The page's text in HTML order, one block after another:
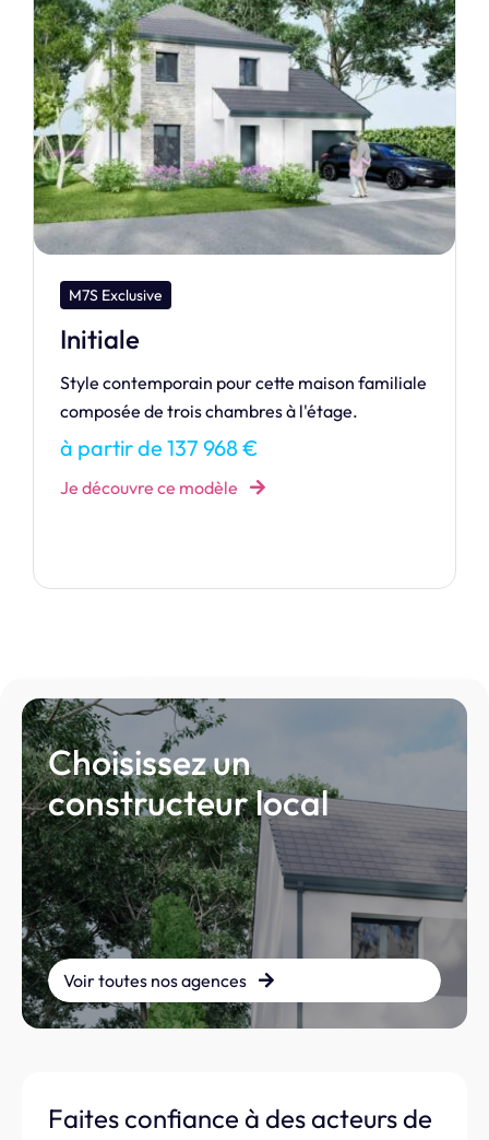
M7S Exclusive
Fascination
FASCINATION est l’alliance parfaite entre
modernité et confort.
à partir de 166 788 €
Je découvre ce modèle
Choisissez un
constructeur local
Voir toutes nos agences
Faites confiance à des acteurs de